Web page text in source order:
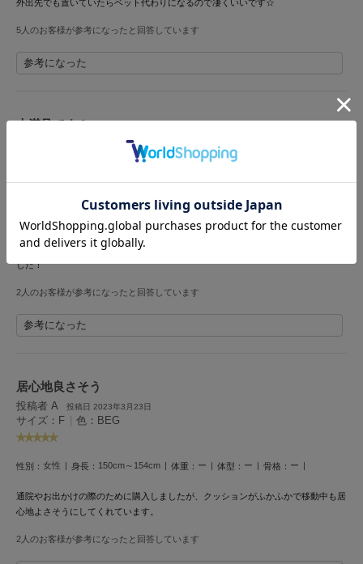
リリーブラウン
LILY BROWN Lingerie
メイドオブオーガニクス
MICHU COQUETTE
ミチュ コケット
ミースロエ
miies miim
ミーエスミーム
ミラオーウェン
MOIGE
モワージュ
MUCHA
NEW Balance
外出先でも置いていたらベット代わりになるので凄くいいです☆
5人のお客様が参考になったと回答しています
参考になった
大満足です！
投稿日 2024年3月4日
身長：155cm～159cm 体重：ー 体型： ー 骨格：
3.5キロトイプードルの移動用に購入しました。
肩掛けも手持ちもゆったりしているし、可愛い色なのでお出かけが楽しみになりま
した！
2人のお客様が参考になったと回答しています
参考になった
居心地良さそう
投稿者 A 投稿日 2023年3月23日
サイズ：F 色：BEG
性別： 女性 身長： 150cm～154cm 体重： ー 体型： ー 骨格： ー
通院やお出かけの際のために購入しましたが、クッションがふかふかで移動中も居
心地よさそうにしてくれています。
2人のお客様が参考になったと回答しています